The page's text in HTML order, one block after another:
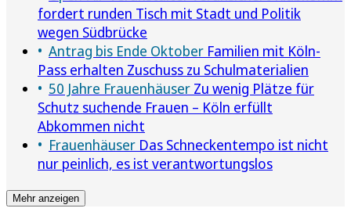
fordert runden Tisch mit Stadt und Politik
wegen Südbrücke
Antrag bis Ende Oktober Familien mit Köln-
Pass erhalten Zuschuss zu Schulmaterialien
50 Jahre Frauenhäuser Zu wenig Plätze für
Schutz suchende Frauen – Köln erfüllt
Abkommen nicht
Frauenhäuser Das Schneckentempo ist nicht
nur peinlich, es ist verantwortungslos
Mehr anzeigen